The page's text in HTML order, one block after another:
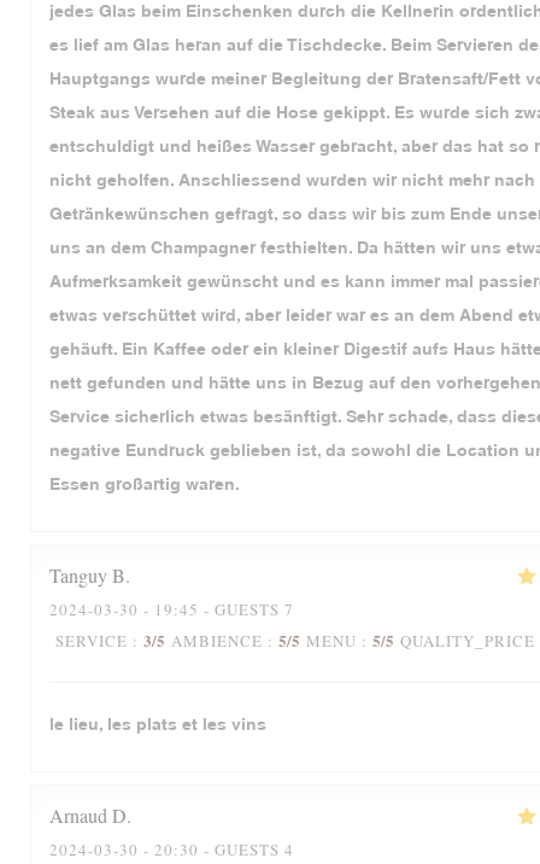
jedes Glas beim Einschenken durch die Kellnerin
es lief am Glas heran auf die Tischdecke. Beim Servieren
Hauptgangs wurde meiner Begleitung der Bratensaft/Fett
Steak aus Versehen auf die Hose gekippt. Es wurde sich
entschuldigt und heißes Wasser gebracht, aber das hat so
nicht geholfen. Anschliessend wurden wir nicht mehr nach
Getränkewünschen gefragt, so dass wir bis zum Ende
uns an dem Champagner festhielten. Da hätten wir uns
Aufmerksamkeit gewünscht und es kann immer mal
etwas verschüttet wird, aber leider war es an dem Abend
gehäuft. Ein Kaffee oder ein kleiner Digestif aufs Haus
nett gefunden und hätte uns in Bezug auf den
Service sicherlich etwas besänftigt. Sehr schade, dass
negative Eundruck geblieben ist, da sowohl die Location
Essen großartig waren.
TanguyB
2024-03-30 - 19:45 - GUESTS 7
SERVICE : 3/5 AMBIENCE : 5/5 MENU : 5/5 QUALITY_PRICE
le lieu, les plats et les vins
ArnaudD
2024-03-30 - 20:30 - GUESTS 4